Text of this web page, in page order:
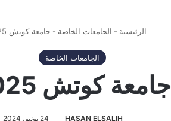
الرئيسية - الجامعات الخاصة - جامعة كوتش 2025
الجامعات الخاصة
جامعة كوتش 2025
HASAN ELSALIH 24 يونيو، 2024